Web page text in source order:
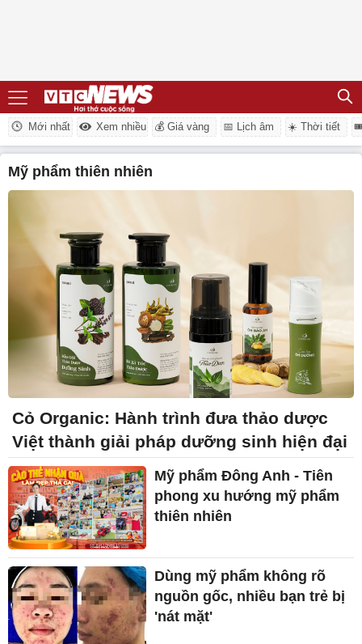
Mới nhất Xem nhiều 💰 Giá vàng 📅 Lịch âm ☀️ Thời tiết
mỹ phẩm thiên nhiên
Cỏ Organic: Hành trình đưa thảo dược
Việt thành giải pháp dưỡng sinh hiện đại
Mỹ phẩm Đông Anh - Tiên
phong xu hướng mỹ phẩm
thiên nhiên
Dùng mỹ phẩm không rõ
nguồn gốc, nhiều bạn trẻ bị
'nát mặt'